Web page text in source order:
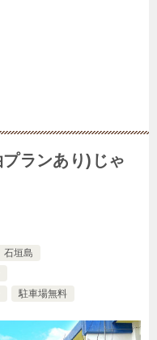
ランあり)じゃ
石垣島
駐車場無料